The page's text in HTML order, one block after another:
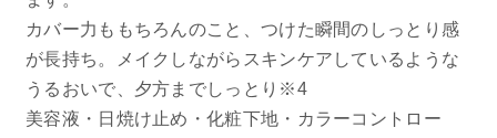
カバー力ももちろんのこと、つけた瞬間のしっとり感
が長持ち。メイクしながらスキンケアしているような
うるおいで、夕方までしっとり※4
美容液・日焼け止め・化粧下地・カラーコントロー